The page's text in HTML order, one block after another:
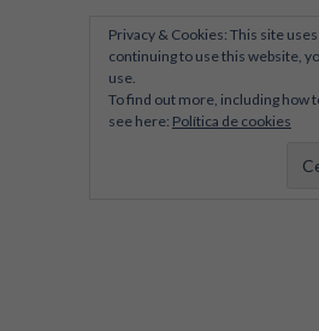
Privacy & Cookies: This site
continuing to use this website,
use.
To find out more, including how
see here: Política de cookies